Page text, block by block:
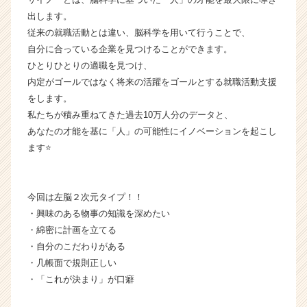
業
ら
ス
カ
ト
が
サ
イ
ト
チ
ャ
出します。
従来の就職活動とは違い、脳科学を用いて行うことで、
自分に合っている企業を見つけることができます。
ひとりひとりの適職を見つけ、
内定がゴールではなく将来の活躍をゴールとする就職活動支援
をします。
私たちが積み重ねてきた過去10万人分のデータと、
あなたの才能を基に「人」の可能性にイノベーションを起こし
ます⭐️
今回は左脳２次元タイプ！！
・興味のある物事の知識を深めたい
・綿密に計画を立てる
・自分のこだわりがある
・几帳面で規則正しい
・「これが決まり」が口癖